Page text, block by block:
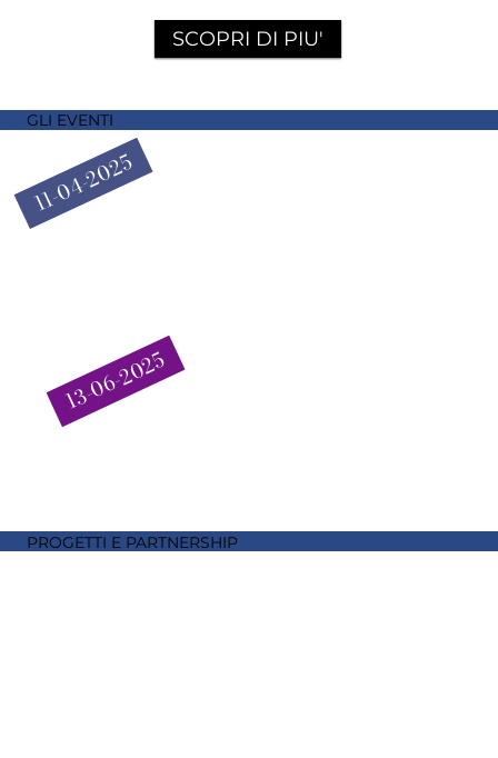
SCOPRI DI PIU'
GLI EVENTI
13-06-2025
11-04-2025
PROGETTI E PARTNERSHIP